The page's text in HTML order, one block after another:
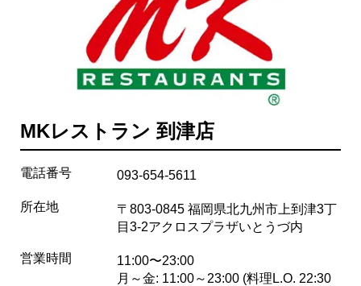
MKレストラン 到津店
電話番号 093-654-5611
所在地
〒803-0845 福岡県北九州市上到津3丁
目3-2アクロスプラザいとうづ内
営業時間
11:00〜23:00
月～金: 11:00～23:00 (料理L.O. 22:30